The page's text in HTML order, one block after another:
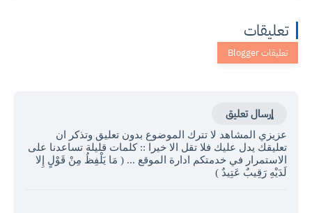
تعليقات
إرسال تعليق
عزيزي المشاهد لا تترك الموضوع بدون تعليق وتذكر ان
تعليقك يدل عليك فلا تقل الا خيرا :: كلمات قليلة تساعدنا على
الاستمرار في خدمتكم ادارة الموقع ... ( مَا يَلْفِظُ مِنْ قَوْلٍ إِلا
لَدَيْهِ رَقِيبٌ عَتِيدٌ )